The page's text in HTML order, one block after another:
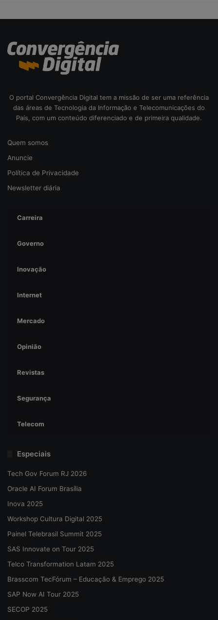
O portal Convergência Digital tem a missão de ser uma referência
das áreas de Tecnologia da Informação e Telecomunicações do
País, com um conteúdo diferenciado e de primeira qualidade.
Quem somos
Anuncie
Política de Privacidade
Newsletter diária
Carreira
Governo
Inovação
Internet
Mercado
Opinião
Revistas
Segurança
Telecom
Especiais
Tech Gov Forum RJ 2026
Oracle AI Forum Brasília
Inova 2025
Workshop Cultura Digital 2025
Painel Telebrasil Summit 2025
SAS Innovate on Tour 2025
Telco Transformation Latam 2025
Brasscom TecFórum – Educação & Emprego 2025
SAP Now AI Tour 2025
SECOP 2025